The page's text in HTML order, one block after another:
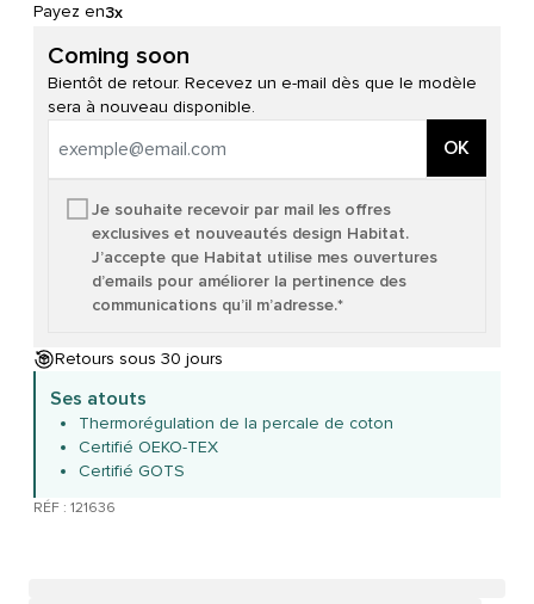
Payez en3x
Coming soon
Bientôt de retour. Recevez un e-mail dès que le modèle
sera à nouveau disponible.
OK
Je souhaite recevoir par mail les offres
exclusives et nouveautés design Habitat.
J’accepte que Habitat utilise mes ouvertures
d’emails pour améliorer la pertinence des
communications qu’il m’adresse.*
Retours sous 30 jours
Ses atouts
Thermorégulation de la percale de coton
Certifié OEKO-TEX
Certifié GOTS
RÉF : 121636